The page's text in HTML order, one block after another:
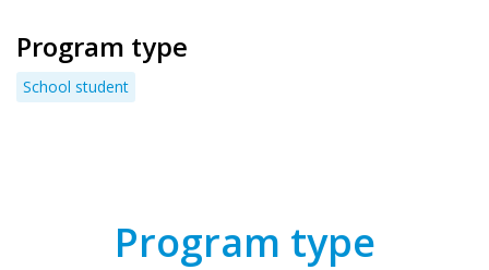
Program type
School student
Program type